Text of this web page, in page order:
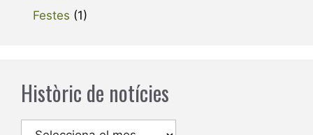
Festes (1)
Històric de notícies
Arxius